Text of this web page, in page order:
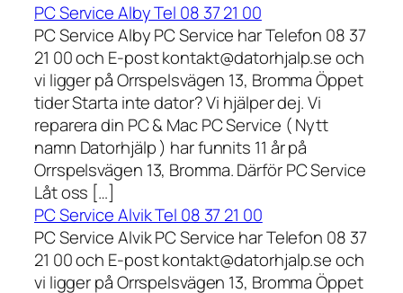
PC Service Alby Tel 08 37 21 00
PC Service Alby PC Service har Telefon 08 37
21 00 och E-post kontakt@datorhjalp.se och
vi ligger på Orrspelsvägen 13, Bromma Öppet
tider Starta inte dator? Vi hjälper dej. Vi
reparera din PC & Mac PC Service ( Nytt
namn Datorhjälp ) har funnits 11 år på
Orrspelsvägen 13, Bromma. Därför PC Service
Låt oss […]
PC Service Alvik Tel 08 37 21 00
PC Service Alvik PC Service har Telefon 08 37
21 00 och E-post kontakt@datorhjalp.se och
vi ligger på Orrspelsvägen 13, Bromma Öppet